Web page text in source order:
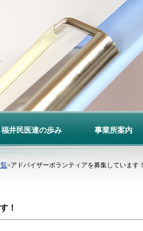
福井民医連の歩み 事業所案内
>アドバイザーボランティアを募集しています！
！